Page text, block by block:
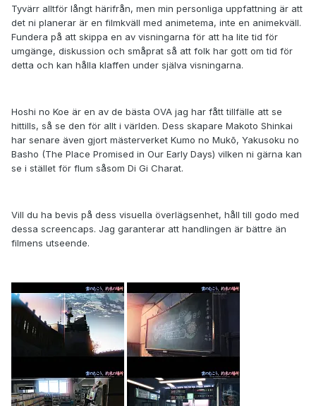
Tyvärr alltför långt härifrån, men min personliga uppfattning är att
det ni planerar är en filmkväll med animetema, inte en animekväll.
Fundera på att skippa en av visningarna för att ha lite tid för
umgänge, diskussion och småprat så att folk har gott om tid för
detta och kan hålla klaffen under själva visningarna.
Hoshi no Koe är en av de bästa OVA jag har fått tillfälle att se
hittills, så se den för allt i världen. Dess skapare Makoto Shinkai
har senare även gjort mästerverket Kumo no Mukō, Yakusoku no
Basho (The Place Promised in Our Early Days) vilken ni gärna kan
se i stället för flum såsom Di Gi Charat.
Vill du ha bevis på dess visuella överlägsenhet, håll till godo med
dessa screencaps. Jag garanterar att handlingen är bättre än
filmens utseende.